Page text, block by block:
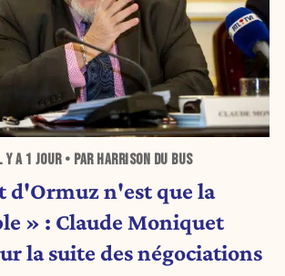
Y A 1 JOUR• PAR HARRISON DU BUS
d'Ormuz n'est que la
» : Claude Moniquet
la suite des négociations